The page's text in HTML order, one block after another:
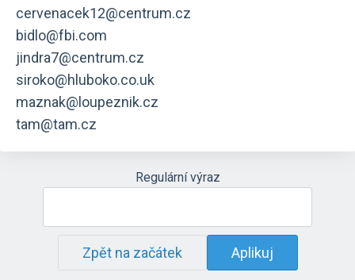
cervenacek12@centrum.cz
bidlo@fbi.com
jindra7@centrum.cz
siroko@hluboko.co.uk
maznak@loupeznik.cz
tam@tam.cz
Regulární výraz
Zpět na začátek Aplikuj